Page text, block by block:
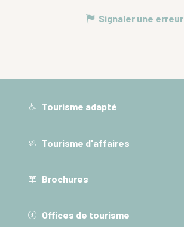
Signaler une erreur
Tourisme adapté
Tourisme d'affaires
Brochures
Offices de tourisme